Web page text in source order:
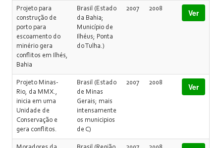
Projeto para
construção de
porto para
escoamento do
minério gera
conflitos em Ilhés,
Bahia
Brasil (Estado
da Bahia;
Município de
Ilhéus; Ponta
do Tulha.)
2007 2008 Ver
Projeto Minas-
Rio, da MMX.,
inicia em uma
Unidade de
Conservação e
gera conflitos.
Brasil (Estado
de Minas
Gerais; mais
intensamente
os municipios
de C)
2007 2008 Ver